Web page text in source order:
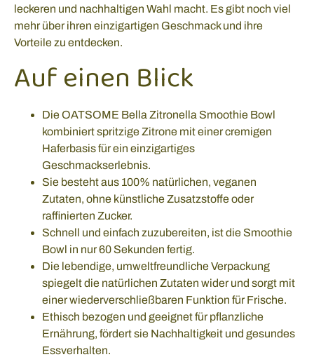
leckeren und nachhaltigen Wahl macht. Es gibt noch viel
mehr über ihren einzigartigen Geschmack und ihre
Vorteile zu entdecken.
Auf einen Blick
Die OATSOME Bella Zitronella Smoothie Bowl
kombiniert spritzige Zitrone mit einer cremigen
Haferbasis für ein einzigartiges
Geschmackserlebnis.
Sie besteht aus 100% natürlichen, veganen
Zutaten, ohne künstliche Zusatzstoffe oder
raffinierten Zucker.
Schnell und einfach zuzubereiten, ist die Smoothie
Bowl in nur 60 Sekunden fertig.
Die lebendige, umweltfreundliche Verpackung
spiegelt die natürlichen Zutaten wider und sorgt mit
einer wiederverschließbaren Funktion für Frische.
Ethisch bezogen und geeignet für pflanzliche
Ernährung, fördert sie Nachhaltigkeit und gesundes
Essverhalten.